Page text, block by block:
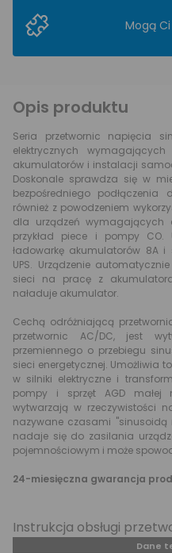
Mogą
Opis produktu
Seria przetwornic napięcia
elektrycznych
akumulatorów i instalacji
Doskonale sprawdza się w
bezpośredniego
również z powodzeniem
dla urządzeń wymagających
przykład piece i pompy CO.
ładowarkę akumulatorów 8A i
UPS. Urządzenie
sieci na pracę z
naładuje akumulator.
Cechą odróżniającą
przetwornic AC/DC, jest
przemiennego o przebiegu
sieci energetycznej. Umożliwia
w silniki elektryczne i
pompy i sprzęt AGD małej
wytwarzają w rzeczywistości
nazywane czasami "sinusoidą
nadaje się do zasilania
pojemnościowym i może
24-miesięczna gwarancja
Instrukcja obsługi
Dane